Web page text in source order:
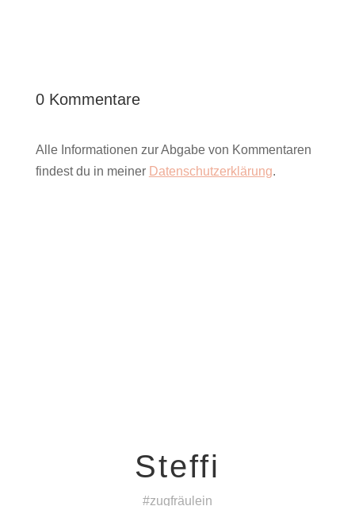
0 Kommentare
Alle Informationen zur Abgabe von Kommentaren
findest du in meiner Datenschutzerklärung.
Steffi
#zugfräulein